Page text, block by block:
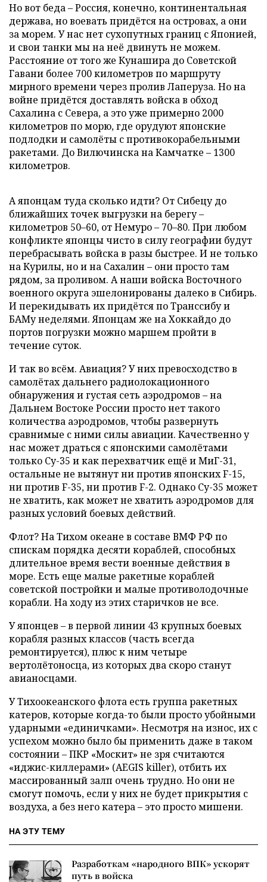
Но вот беда – Россия, конечно, континентальная
держава, но воевать придётся на островах, а они
за морем. У нас нет сухопутных границ с Японией,
и свои танки мы на неё двинуть не можем.
Расстояние от того же Кунашира до Советской
Гавани более 700 километров по маршруту
мирного времени через пролив Лаперуза. Но на
войне придётся доставлять войска в обход
Сахалина с Севера, а это уже примерно 2000
километров по морю, где орудуют японские
подлодки и самолёты с противокорабельными
ракетами. До Вилючинска на Камчатке – 1300
километров.
А японцам туда сколько идти? От Сибецу до
ближайших точек выгрузки на берегу –
километров 50–60, от Немуро – 70–80. При любом
конфликте японцы чисто в силу географии будут
перебрасывать войска в разы быстрее. И не только
на Курилы, но и на Сахалин – они просто там
рядом, за проливом. А наши войска Восточного
военного округа эшелонированы далеко в Сибирь.
И перекидывать их придётся по Транссибу и
БАМу неделями. Японцам же на Хоккайдо до
портов погрузки можно маршем пройти в
течение суток.
И так во всём. Авиация? У них превосходство в
самолётах дальнего радиолокационного
обнаружения и густая сеть аэродромов – на
Дальнем Востоке России просто нет такого
количества аэродромов, чтобы развернуть
сравнимые с ними силы авиации. Качественно у
нас может драться с японскими самолётами
только Су-35 и как перехватчик ещё и МиГ-31,
остальные не вытянут ни против японских F-15,
ни против F-35, ни против F-2. Однако Су-35 может
не хватить, как может не хватить аэродромов для
разных условий боевых действий.
Флот? На Тихом океане в составе ВМФ РФ по
спискам порядка десяти кораблей, способных
длительное время вести военные действия в
море. Есть еще малые ракетные кораблей
советской постройки и малые противолодочные
корабли. На ходу из этих старичков не все.
У японцев – в первой линии 43 крупных боевых
корабля разных классов (часть всегда
ремонтируется), плюс к ним четыре
вертолётоносца, из которых два скоро станут
авианосцами.
У Тихоокеанского флота есть группа ракетных
катеров, которые когда-то были просто убойными
ударными «единичками». Несмотря на износ, их с
успехом можно было бы применить даже в таком
состоянии – ПКР «Москит» не зря считаются
«иджис-киллерами» (AEGIS killer), отбить их
массированный залп очень трудно. Но они не
смогут помочь, если у них не будет прикрытия с
воздуха, а без него катера – это просто мишени.
НА ЭТУ ТЕМУ
Разработкам «народного ВПК» ускорят
путь в войска